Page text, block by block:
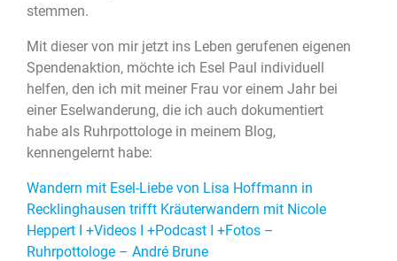
stemmen.
Mit dieser von mir jetzt ins Leben gerufenen eigenen
Spendenaktion, möchte ich Esel Paul individuell
helfen, den ich mit meiner Frau vor einem Jahr bei
einer Eselwanderung, die ich auch dokumentiert
habe als Ruhrpottologe in meinem Blog,
kennengelernt habe:
Wandern mit Esel-Liebe von Lisa Hoffmann in
Recklinghausen trifft Kräuterwandern mit Nicole
Heppert I +Videos I +Podcast I +Fotos –
Ruhrpottologe – André Brune